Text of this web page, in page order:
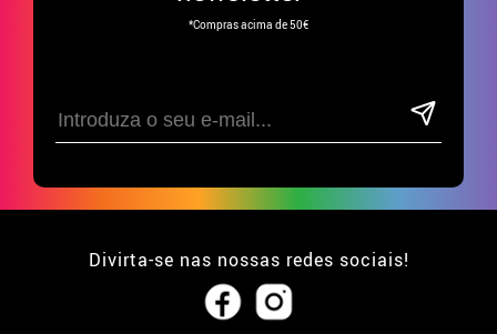
*Compras acima de 50€
Divirta-se nas nossas redes sociais!